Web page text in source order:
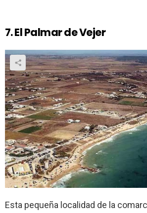
7. El Palmar de Vejer
Esta pequeña localidad de la